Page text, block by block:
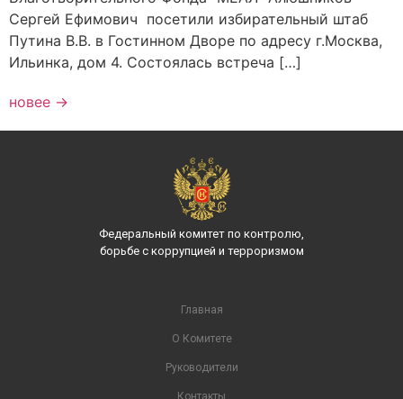
Сергей Ефимович посетили избирательный штаб
Путина В.В. в Гостинном Дворе по адресу г.Москва,
Ильинка, дом 4. Состоялась встреча […]
новее →
Федеральный комитет по контролю,
борьбе с коррупцией и терроризмом
Главная
О Комитете
Руководители
Контакты